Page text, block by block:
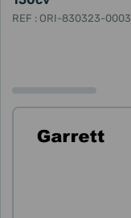
REF : ORI-830323-0003